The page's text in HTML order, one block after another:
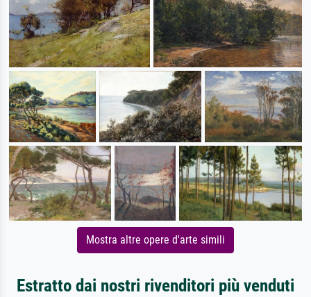
Mostra altre opere d'arte simili
Estratto dai nostri rivenditori più venduti